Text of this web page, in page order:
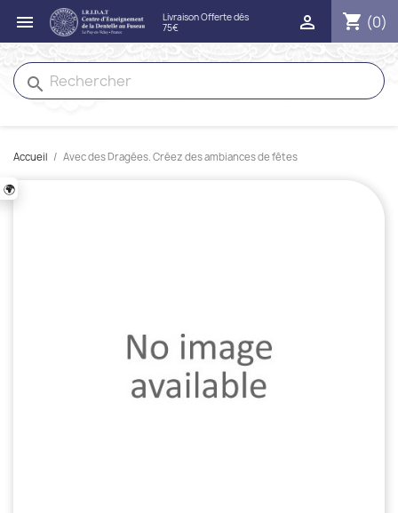
🌍
 shopping_cart (0)

search
Accueil Avec des Dragées. Créez des ambiances de fêtes